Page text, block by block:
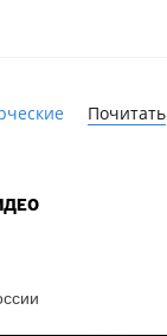
Почитать